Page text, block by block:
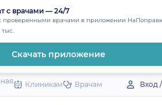
to
content
с врачами — 24/7
проверенными врачами в приложении
тыс.
Скачать приложение
Закрыть
обл.)
Клиникам Врачам Вход